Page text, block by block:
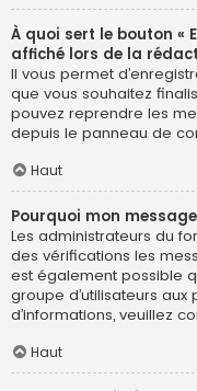
À quoi sert le bouton «
affiché lors de la
Il vous permet
que vous souhaitez
pouvez reprendre les
depuis le panneau de
Haut
Pourquoi mon
Les administrateurs du
des vérifications les
est également possible
groupe d’utilisateurs aux
d’informations, veuillez
Haut